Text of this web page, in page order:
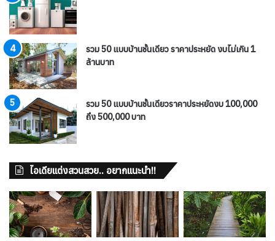
รวม 50 แบบบ้านชั้นเดียว ราคาประหยัด งบไม่เกิน 1
ล้านบาท
รวม 50 แบบบ้านชั้นเดียวราคาประหยัดงบ 100,000
ถึง 500,000 บาท
ไอเดียแต่งสวนสวย.. อยากแนะนำ!!